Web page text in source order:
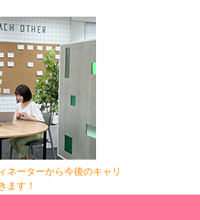
ネーターから今後のキャリ
ます！